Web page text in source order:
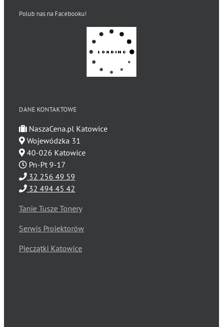
Polub nas na Facebooku!
DANE KONTAKTOWE
NaszaCena.pl Katowice
Wojewódzka 31
40-026 Katowice
Pn-Pt 9-17
32 256 49 59
32 494 45 42
Tanie Tusze Tonery
Serwis Projektorów
Pieczątki Katowice